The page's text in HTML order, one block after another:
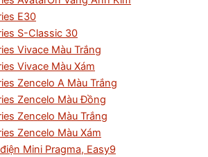
E30
S-Classic 30
Vivace Màu Trắng
Vivace Màu Xám
Zencelo A Màu Trắng
Zencelo Màu Đồng
Zencelo Màu Trắng
Zencelo Màu Xám
Mini Pragma, Easy9